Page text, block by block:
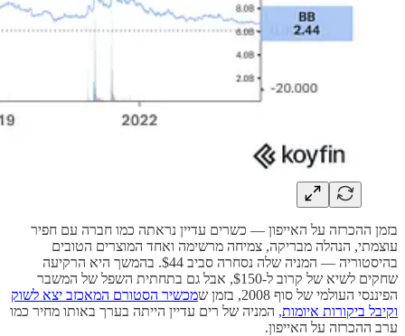
בזמן ההכרזה על האייפון — כשרים עדיין נראתה כמו חברה עם חפיר
עוצמתי, הנהלה מבריקה, צמיחה מרשימה ואחד המוצרים הטובים
בהיסטוריה — המניה שלה נסחרה סביב $44. בהמשך היא הרקיעה
שחקים לשיא של קרוב ל-$150, אבל גם בתחתית השפל של המשבר
הפיננסי העולמי של סוף 2008, בזמן ש
מכשיר הסטורם המאכזב יצא לשוק
וקיבל ביקורות איומות, המניה של רים עדיין הייתה בערך באותו מחיר כמו
ערב ההכרזה על האייפון.